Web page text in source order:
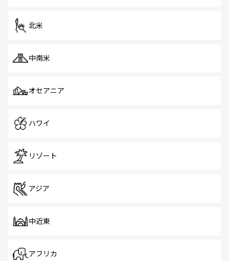
北米
中南米
オセアニア
ハワイ
リゾート
アジア
中近東
アフリカ